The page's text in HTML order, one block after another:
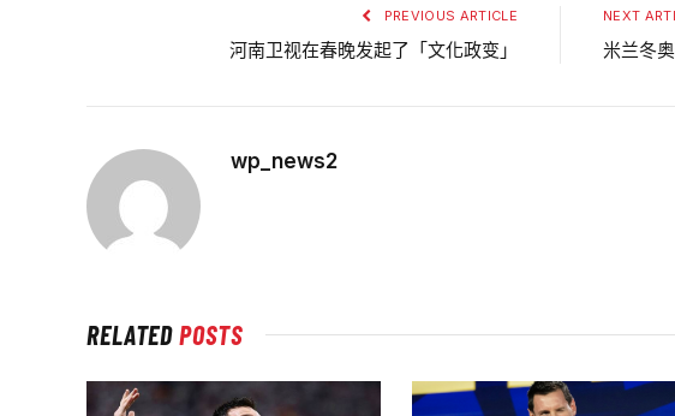
PREVIOUS ARTICLE
河南卫视在春晚发起了「文化政变」
NEXT
米兰冬
wp_news2
RELATEDPOSTS